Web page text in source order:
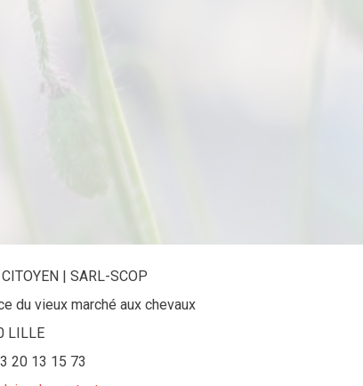
| SARL-SCOP
du vieux marché aux chevaux
LILLE
20 13 15 73